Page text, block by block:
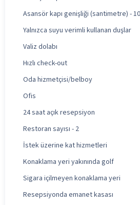
Asansör kapı genişliği (santimetre) -
Yalnızca suyu verimli kullanan duşlar
Valiz dolabı
Hızlı check-out
Oda hizmetçisi/belboy
Ofis
24 saat açık resepsiyon
Restoran sayısı - 2
İstek üzerine kat hizmetleri
Konaklama yeri yakınında golf
Sigara içilmeyen konaklama yeri
Resepsiyonda emanet kasası